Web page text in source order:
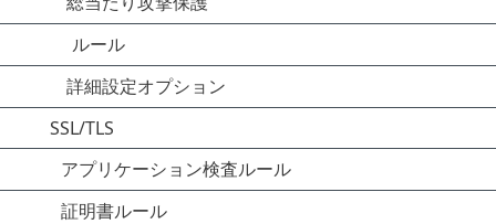
ルール
詳細設定オプション
SSL/TLS
アプリケーション検査ルール
証明書ルール